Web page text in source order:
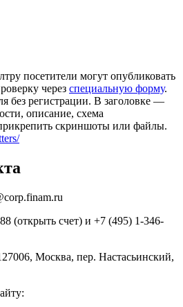
посетители могут опубликовать
через специальную форму.
без регистрации. В заголовке —
описание, схема
скриншоты или файлы.
(открыть счет) и +7 (495) 1-346-
Москва, пер. Настасьинский,